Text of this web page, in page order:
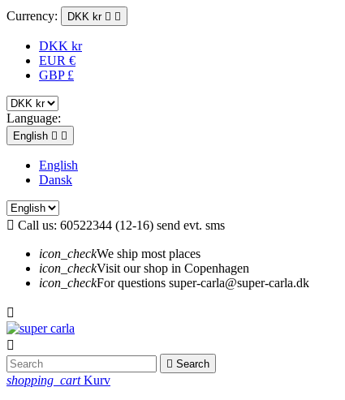
Currency: DKK kr  
DKK kr
EUR €
GBP £
Language:
English  
English
Dansk
 Call us: 60522344 (12-16) send evt. sms
icon_checkWe ship most places
icon_checkVisit our shop in Copenhagen
icon_checkFor questions super-carla@super-carla.dk


 Search
shopping_cart Kurv